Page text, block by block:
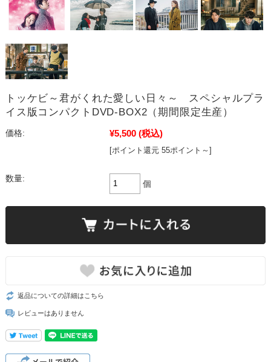
トッケビ～君がくれた愛しい日々～ スペシャルプラ
イス版コンパクトDVD-BOX2（期間限定生産）
価格: ¥5,500 (税込)
[ポイント還元 55ポイント～]
数量:
個
返品についての詳細はこちら
レビューはありません